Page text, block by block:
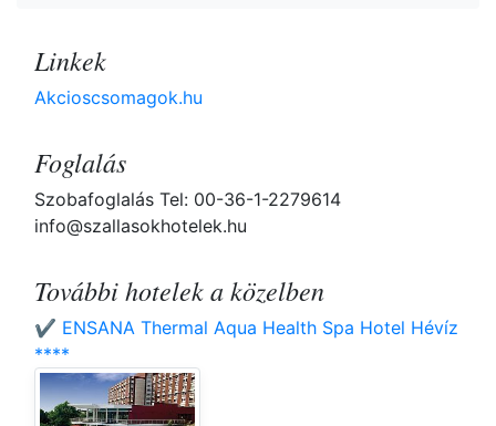
Linkek
Akcioscsomagok.hu
Foglalás
Szobafoglalás Tel: 00-36-1-2279614
info@szallasokhotelek.hu
További hotelek a közelben
✔️ ENSANA Thermal Aqua Health Spa Hotel Hévíz
****